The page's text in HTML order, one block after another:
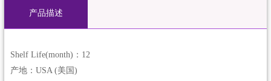
产品描述
Shelf Life(month)：12
产地：USA (美国)